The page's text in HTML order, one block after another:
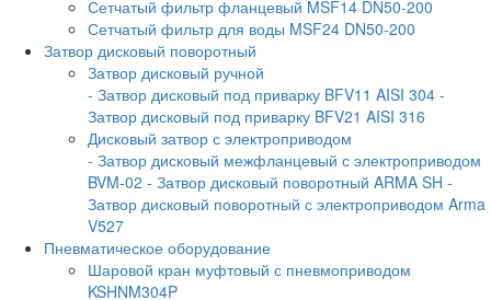
Сетчатый фильтр фланцевый MSF14 DN50-200
Сетчатый фильтр для воды MSF24 DN50-200
Затвор дисковый поворотный
Затвор дисковый ручной
- Затвор дисковый под приварку BFV11 AISI 304 -
Затвор дисковый под приварку BFV21 AISI 316
Дисковый затвор с электроприводом
- Затвор дисковый межфланцевый с электроприводом
BVM-02 - Затвор дисковый поворотный ARMA SH -
Затвор дисковый поворотный с электроприводом Arma
V527
Пневматическое оборудование
Шаровой кран муфтовый с пневмоприводом
KSHNM304P